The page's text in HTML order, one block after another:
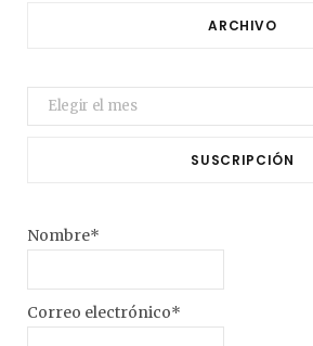
ARCHIVO
Archivo
SUSCRIPCIÓN
Nombre*
Correo electrónico*